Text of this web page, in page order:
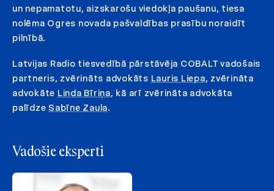
un nepamatotu, aizskarošu viedokļa paušanu, tiesa
nolēma Ogres novada pašvaldības prasību noraidīt
pilnībā.
Latvijas Radio tiesvedībā pārstāvēja COBALT vadošais
partneris, zvērināts advokāts Lauris Liepa, zvērināta
advokāte Linda Bīriņa, kā arī zvērināta advokāta
palīdze Sabīne Zaula.
Vadošie eksperti